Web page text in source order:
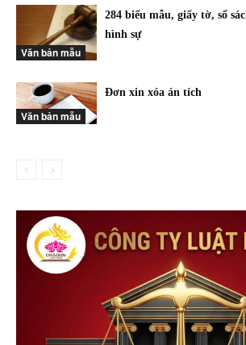
Văn bản mẫu
284 biểu mẫu, giấy tờ, sổ
hình sự
Văn bản mẫu
Đơn xin xóa án tích